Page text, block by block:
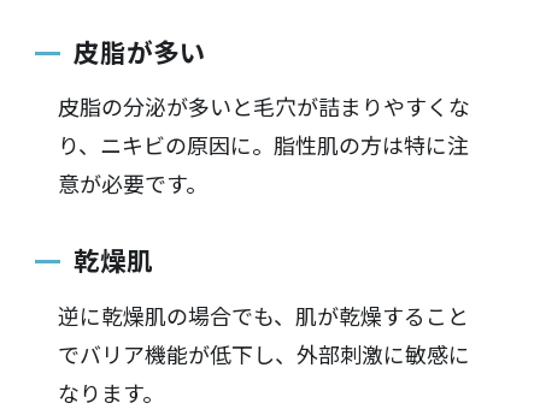
皮脂が多い
皮脂の分泌が多いと毛穴が詰まりやすくな
り、ニキビの原因に。脂性肌の方は特に注
意が必要です。
乾燥肌
逆に乾燥肌の場合でも、肌が乾燥すること
でバリア機能が低下し、外部刺激に敏感に
なります。